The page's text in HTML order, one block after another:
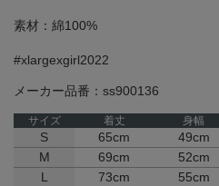
素材：綿100%
#xlargexgirl2022
メーカー品番：ss900136
サイズ 着丈 身幅
S 65cm 49cm
M
69cm 52cm
L
73cm 55cm